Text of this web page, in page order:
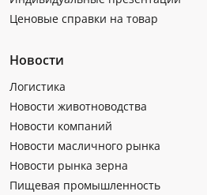
Ценовые справки на товар
Новости
Логистика
Новости животноводства
Новости компаний
Новости масличного рынка
Новости рынка зерна
Пищевая промышленность